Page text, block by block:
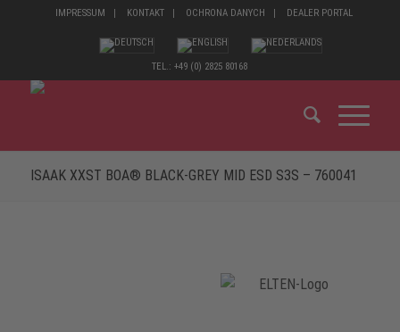
IMPRESSUM KONTAKT OCHRONA DANYCH DEALER PORTAL
TEL.: +49 (0) 2825 80168
ISAAK XXST BOA® BLACK-GREY MID ESD S3S – 760041